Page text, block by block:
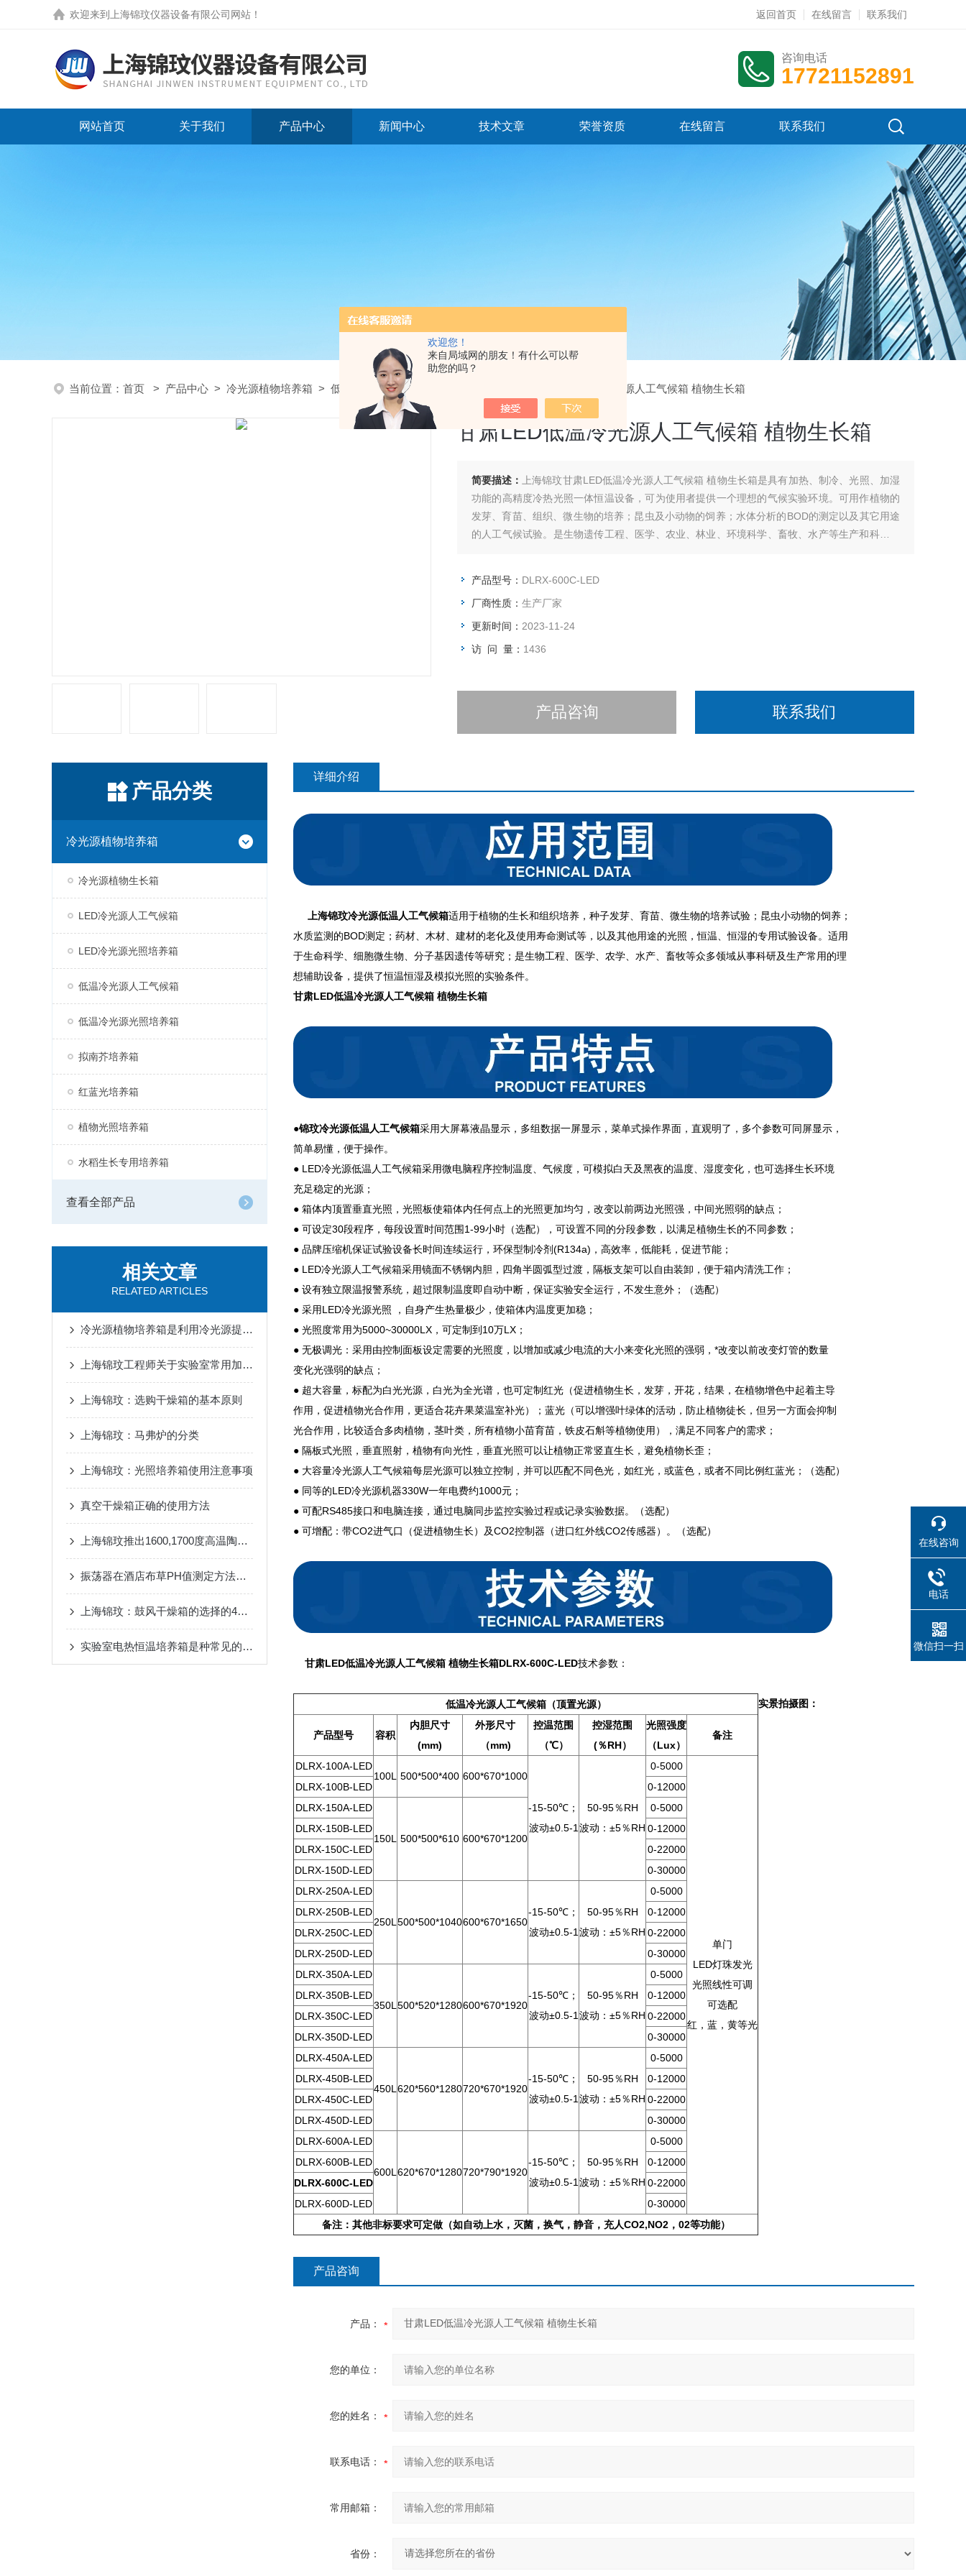
欢迎您！
来自局域网的朋友！有什么可以帮
助您的吗？
欢迎来到 上海锦玟仪器设备有限公司网站 ！ 返回首页 在线留言 联系我们
咨询电话
17721152891
网站首页 关于我们 产品中心 新闻中心 技术文章 荣誉资质 在线留言 联系我们
当前位置： 首页 > 产品中心 > 冷光源植物培养箱 > 低温冷光源人工气候箱 > DLRX-600C-LED甘肃LED低温冷光源人工气候箱 植物生长箱
甘肃LED低温冷光源人工气候箱 植物生长箱
简要描述：
上海锦玟甘肃LED低温冷光源人工气候箱 植物生长箱是具有加热、制冷、光照、加湿
功能的高精度冷热光照一体恒温设备，可为使用者提供一个理想的气候实验环境。可用作植物的
发芽、育苗、组织、微生物的培养；昆虫及小动物的饲养；水体分析的BOD的测定以及其它用途
的人工气候试验。是生物遗传工程、医学、农业、林业、环境科学、畜牧、水产等生产和科研部
产品型号： DLRX-600C-LED
厂商性质： 生产厂家
更新时间： 2023-11-24
访 问 量： 1436
产品咨询 联系我们
产品分类
冷光源植物培养箱
冷光源植物生长箱
LED冷光源人工气候箱
LED冷光源光照培养箱
低温冷光源人工气候箱
低温冷光源光照培养箱
拟南芥培养箱
红蓝光培养箱
植物光照培养箱
水稻生长专用培养箱
查看全部产品
相关文章
RELATED ARTICLES
冷光源植物培养箱是利用冷光源提供光照的设备
上海锦玟工程师关于实验室常用加热方式盘点
上海锦玟：选购干燥箱的基本原则
上海锦玟：马弗炉的分类
上海锦玟：光照培养箱使用注意事项
真空干燥箱正确的使用方法
上海锦玟推出1600,1700度高温陶瓷马弗炉
振荡器在酒店布草PH值测定方法中应用
上海锦玟：鼓风干燥箱的选择的4个注意事项
实验室电热恒温培养箱是种常见的实验设备
详细介绍
上海锦玟冷光源低温人工气候箱适用于植物的生长和组织培养，种子发芽、育苗、微生物的培养试验；昆虫小动物的饲养；
水质监测的BOD测定；药材、木材、建材的老化及使用寿命测试等，以及其他用途的光照，恒温、恒湿的专用试验设备。适用
于生命科学、细胞微生物、分子基因遗传等研究；是生物工程、医学、农学、水产、畜牧等众多领域从事科研及生产常用的理
想辅助设备，提供了恒温恒湿及模拟光照的实验条件。
甘肃LED低温冷光源人工气候箱 植物生长箱
●锦玟冷光源低温人工气候箱采用大屏幕液晶显示，多组数据一屏显示，菜单式操作界面，直观明了，多个参数可同屏显示，
简单易懂，便于操作。
● LED冷光源低温人工气候箱采用微电脑程序控制温度、气候度，可模拟白天及黑夜的温度、湿度变化，也可选择生长环境
充足稳定的光源；
● 箱体内顶置垂直光照，光照板使箱体内任何点上的光照更加均匀，改变以前两边光照强，中间光照弱的缺点；
● 可设定30段程序，每段设置时间范围1-99小时（选配），可设置不同的分段参数，以满足植物生长的不同参数；
● 品牌压缩机保证试验设备长时间连续运行，环保型制冷剂(R134a)，高效率，低能耗，促进节能；
● LED冷光源人工气候箱采用镜面不锈钢内胆，四角半圆弧型过渡，隔板支架可以自由装卸，便于箱内清洗工作；
● 设有独立限温报警系统，超过限制温度即自动中断，保证实验安全运行，不发生意外；（选配）
● 采用LED冷光源光照 ，自身产生热量极少，使箱体内温度更加稳；
● 光照度常用为5000~30000LX，可定制到10万LX；
● 无极调光：采用由控制面板设定需要的光照度，以增加或减少电流的大小来变化光照的强弱，*改变以前改变灯管的数量
变化光强弱的缺点；
● 超大容量，标配为白光光源，白光为全光谱，也可定制红光（促进植物生长，发芽，开花，结果，在植物增色中起着主导
作用，促进植物光合作用，更适合花卉果菜温室补光）；蓝光（可以增强叶绿体的活动，防止植物徒长，但另一方面会抑制
光合作用，比较适合多肉植物，茎叶类，所有植物小苗育苗，铁皮石斛等植物使用），满足不同客户的需求；
● 隔板式光照，垂直照射，植物有向光性，垂直光照可以让植物正常竖直生长，避免植物长歪；
● 大容量冷光源人工气候箱每层光源可以独立控制，并可以匹配不同色光，如红光，或蓝色，或者不同比例红蓝光；（选配）
● 同等的LED冷光源机器330W一年电费约1000元；
● 可配RS485接口和电脑连接，通过电脑同步监控实验过程或记录实验数据。（选配）
● 可增配：带CO2进气口（促进植物生长）及CO2控制器（进口红外线CO2传感器）。（选配）
甘肃LED低温冷光源人工气候箱 植物生长箱DLRX-600C-LED技术参数：
低温冷光源人工气候箱（顶置光源）
产品型号 容积
内胆尺寸
(mm)
外形尺寸
（mm)
控温范围
（℃）
控湿范围
(％RH）
光照强度
（Lux）
备注
DLRX-100A-LED
100L
500*500*400 600*670*1000
-15-50℃；
波动±0.5-1
50-95％RH
波动：±5％RH
0-5000
单门
LED灯珠发光
光照线性可调
可选配
红，蓝，黄等光
DLRX-100B-LED
0-12000
DLRX-150A-LED
150L 500*500*610 600*670*1200
0-5000
DLRX-150B-LED
0-12000
DLRX-150C-LED
0-22000
DLRX-150D-LED
0-30000
DLRX-250A-LED
250L 500*500*1040600*670*1650
-15-50℃；
波动±0.5-1
50-95％RH
波动：±5％RH
0-5000
DLRX-250B-LED
0-12000
DLRX-250C-LED
0-22000
DLRX-250D-LED
0-30000
DLRX-350A-LED
350L 500*520*1280600*670*1920
-15-50℃；
波动±0.5-1
50-95％RH
波动：±5％RH
0-5000
DLRX-350B-LED
0-12000
DLRX-350C-LED
0-22000
DLRX-350D-LED
0-30000
DLRX-450A-LED
450L 620*560*1280720*670*1920
-15-50℃；
波动±0.5-1
50-95％RH
波动：±5％RH
0-5000
DLRX-450B-LED
0-12000
DLRX-450C-LED
0-22000
DLRX-450D-LED
0-30000
DLRX-600A-LED
600L 620*670*1280720*790*1920
-15-50℃；
波动±0.5-1
50-95％RH
波动：±5％RH
0-5000
DLRX-600B-LED
0-12000
DLRX-600C-LED
0-22000
DLRX-600D-LED
0-30000
备注：其他非标要求可定做（如自动上水，灭菌，换气，静音，充人CO2,NO2，02等功能）
实景拍摄图：
产品咨询
产品：
您的单位：
您的姓名：
联系电话：
常用邮箱：
省份：
在线咨询
电话
微信扫一扫